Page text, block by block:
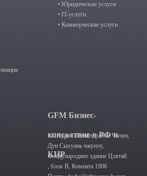
• Юридические услуги
• IT-услуги
• Коммерческие услуги
GFM Бизнес-
консалтинг в РФ и
КНР
111Адрес: Пекин, район Чаоян,
Дун Сыхуань чжунлу,
международное здание Цзятай
, блок B, Комната 1906